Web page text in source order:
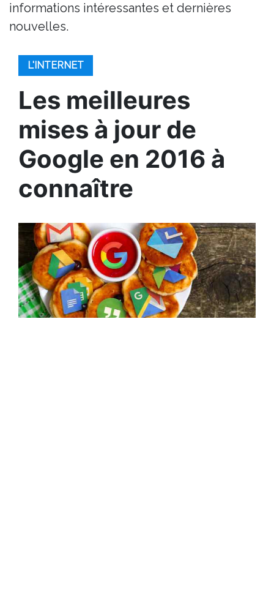
informations intéressantes et dernières
nouvelles.
L'INTERNET
Les meilleures
mises à jour de
Google en 2016 à
connaître